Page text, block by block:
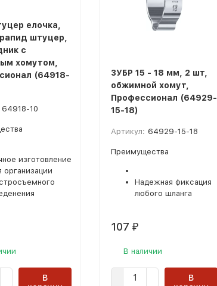
елочка,
штуцер,
с
хомутом,
(64918-
64918-10
изготовление
организации
В
ЗУБР 15 - 18 мм, 2 шт,
обжимной хомут,
Профессионал (64929-
15-18)
Артикул: 64929-15-18
Преимущества
Надежная фиксация
любого шланга
107 ₽
В наличии
В